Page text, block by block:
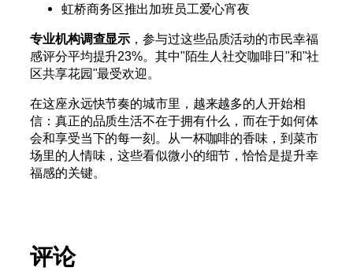
虹桥商务区推出加班员工爱心宵夜
专业机构调查显示 ，参与过这些品质活动的市民幸福
感评分平均提升23%。其中"陌生人社交咖啡日"和"社
区共享花园"最受欢迎。
在这座永远快节奏的城市里，越来越多的人开始相
信：真正的品质生活不在于拥有什么，而在于如何体
会和享受当下的每一刻。从一杯咖啡的香味，到菜市
场里的人情味，这些看似微小的细节，恰恰是提升幸
福感的关键。
评论